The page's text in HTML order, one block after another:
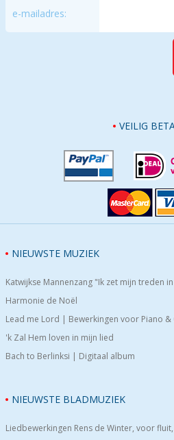
e-mailadres:
VEILIG
NIEUWSTE MUZIEK
Katwijkse Mannenzang "Ik zet mijn treden
Harmonie de Noël
Lead me Lord | Bewerkingen voor Piano &
'k Zal Hem loven in mijn lied
Bach to Berlinksi | Digitaal album
NIEUWSTE BLADMUZIEK
Liedbewerkingen Rens de Winter, voor